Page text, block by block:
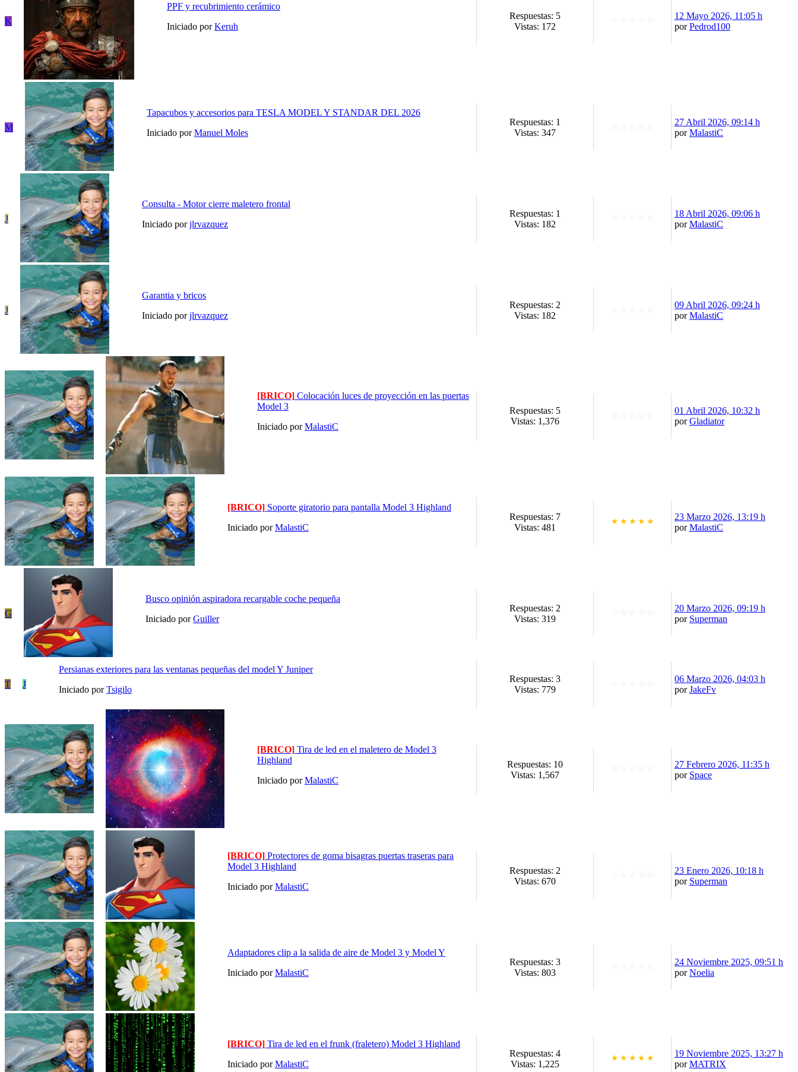
K
PPF y recubrimiento cerámico
Iniciado porKeruh
Respuestas: 5
Vistas: 172
12 Mayo 2026, 11:05 h
porPedrod100
M
Tapacubos y accesorios para TESLA MODEL Y STANDAR DEL 2026
Iniciado porManuel Moles
Respuestas: 1
Vistas: 347
27 Abril 2026, 09:14 h
porMalastiC
J
Consulta - Motor cierre maletero frontal
Iniciado porjlrvazquez
Respuestas: 1
Vistas: 182
18 Abril 2026, 09:06 h
porMalastiC
J
Garantia y bricos
Iniciado porjlrvazquez
Respuestas: 2
Vistas: 182
09 Abril 2026, 09:24 h
porMalastiC
[BRICO] Colocación luces de proyección en las puertas
Model 3
Iniciado porMalastiC
Respuestas: 5
Vistas: 1,376
01 Abril 2026, 10:32 h
porGladiator
[BRICO] Soporte giratorio para pantalla Model 3 Highland
Iniciado porMalastiC
Respuestas: 7
Vistas: 481
★ ★ ★ ★ ★
23 Marzo 2026, 13:19 h
porMalastiC
G
Busco opinión aspiradora recargable coche pequeña
Iniciado porGuiller
Respuestas: 2
Vistas: 319
20 Marzo 2026, 09:19 h
por Superman
T J
Persianas exteriores para las ventanas pequeñas del model Y Juniper
Iniciado porTsigilo
Respuestas: 3
Vistas: 779
06 Marzo 2026, 04:03 h
porJakeFv
[BRICO] Tira de led en el maletero de Model 3
Highland
Iniciado porMalastiC
Respuestas: 10
Vistas: 1,567
27 Febrero 2026, 11:35 h
por Space
[BRICO] Protectores de goma bisagras puertas traseras para
Model 3 Highland
Iniciado porMalastiC
Respuestas: 2
Vistas: 670
23 Enero 2026, 10:18 h
por Superman
Adaptadores clip a la salida de aire de Model 3 y Model Y
Iniciado porMalastiC
Respuestas: 3
Vistas: 803
24 Noviembre 2025, 09:51 h
porNoelia
[BRICO] Tira de led en el frunk (fraletero) Model 3 Highland
Iniciado porMalastiC
Respuestas: 4
Vistas: 1,225
★ ★ ★ ★ ★
19 Noviembre 2025, 13:27 h
porMATRIX